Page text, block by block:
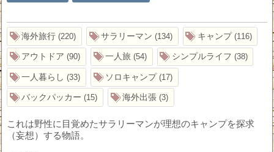
海外旅行 220 サラリーマン 134 キャンプ 116
アウトドア 90 一人旅 54 シンプルライフ 38
一人暮らし 33 ソロキャンプ 17
バックパッカー 15 海外出張 3
これは野性に目覚めたサラリーマンが理想のキャンプを探求
（妄想）する物語。